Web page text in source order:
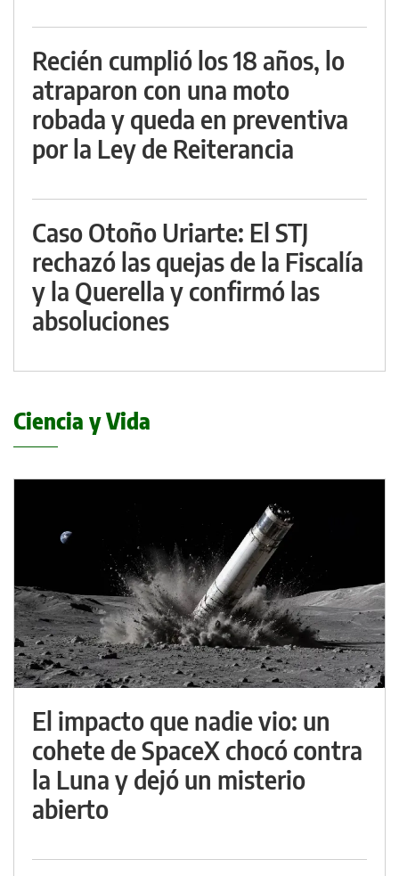
Recién cumplió los 18 años, lo
atraparon con una moto
robada y queda en preventiva
por la Ley de Reiterancia
Caso Otoño Uriarte: El STJ
rechazó las quejas de la Fiscalía
y la Querella y confirmó las
absoluciones
Ciencia y Vida
El impacto que nadie vio: un
cohete de SpaceX chocó contra
la Luna y dejó un misterio
abierto